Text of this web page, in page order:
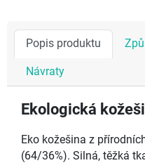
Popis produktu
Návraty
Ekologická
Eko kožešina z
(64/36%). Silná, těžká